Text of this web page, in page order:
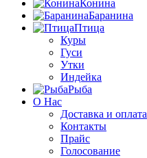
Конина
Баранина
Птица
Куры
Гуси
Утки
Индейка
Рыба
О Нас
Доставка и оплата
Контакты
Прайс
Голосование